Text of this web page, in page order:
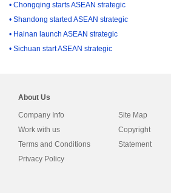
• Chongqing starts ASEAN strategic
• Shandong started ASEAN strategic
• Hainan launch ASEAN strategic
• Sichuan start ASEAN strategic
About Us
Company Info
Work with us
Terms and Conditions
Privacy Policy
Site Map
Copyright
Statement